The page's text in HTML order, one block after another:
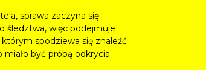
sprawa zaczyna się
śledztwa, więc podejmuje
spodziewa się znaleźć
być próbą odkrycia